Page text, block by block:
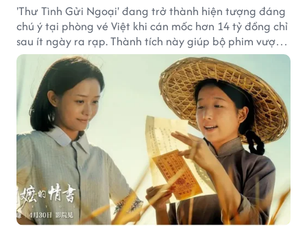
'Thư Tình Gửi Ngoại' đang trở thành hiện tượng đáng
chú ý tại phòng vé Việt khi cán mốc hơn 14 tỷ đồng chỉ
sau ít ngày ra rạp. Thành tích này giúp bộ phim vượt
kỳ vọng ban đầu và duy trì sức hút giữa cuộc cạnh
tranh của nhiều tác phẩm lớn.